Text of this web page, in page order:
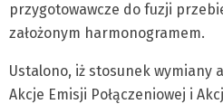
przygotowawcze do fuzji
założonym harmonogramem.
Ustalono, iż stosunek wymiany
Akcje Emisji Połączeniowej i